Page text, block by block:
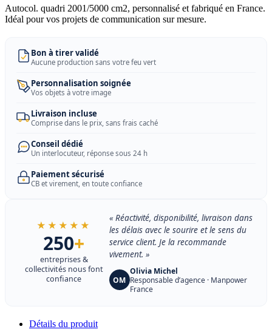
Autocol. quadri 2001/5000 cm2, personnalisé et fabriqué en France.
Idéal pour vos projets de communication sur mesure.
Bon à tirer validé
Aucune production sans votre feu vert
Personnalisation soignée
Vos objets à votre image
Livraison incluse
Comprise dans le prix, sans frais caché
Conseil dédié
Un interlocuteur, réponse sous 24 h
Paiement sécurisé
CB et virement, en toute confiance
★★★★★
250+
entreprises &
collectivités nous font
confiance
« Réactivité, disponibilité, livraison dans
les délais avec le sourire et le sens du
service client. Je la recommande
vivement. »
OM
Olivia Michel
Responsable d’agence · Manpower
France
Détails du produit